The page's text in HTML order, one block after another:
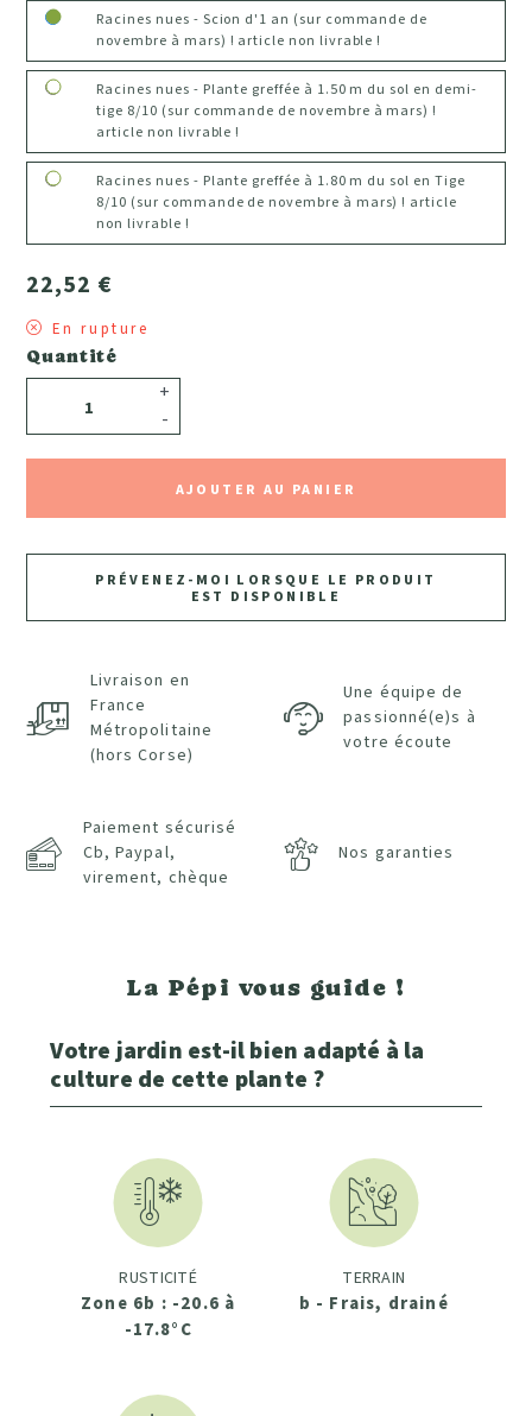
Racines nues - Scion d'1 an (sur commande de
novembre à mars) ! article non livrable !
Racines nues - Plante greffée à 1.50 m du sol en demi-
tige 8/10 (sur commande de novembre à mars) !
article non livrable !
Racines nues - Plante greffée à 1.80 m du sol en Tige
8/10 (sur commande de novembre à mars) ! article
non livrable !
22,52 €
Quantité
-
+
AJOUTER AU PANIER
En rupture
PRÉVENEZ-MOI LORSQUE LE PRODUIT
EST DISPONIBLE
Livraison en
France
Métropolitaine
(hors Corse)
Une équipe de
passionné(e)s à
votre écoute
Paiement sécurisé
Cb, Paypal,
virement, chèque
Nos garanties
La Pépi vous guide !
Votre jardin est-il bien adapté à la
culture de cette plante ?
RUSTICITÉ
Zone 6b : -20.6 à
-17.8°C
TERRAIN
b - Frais, drainé